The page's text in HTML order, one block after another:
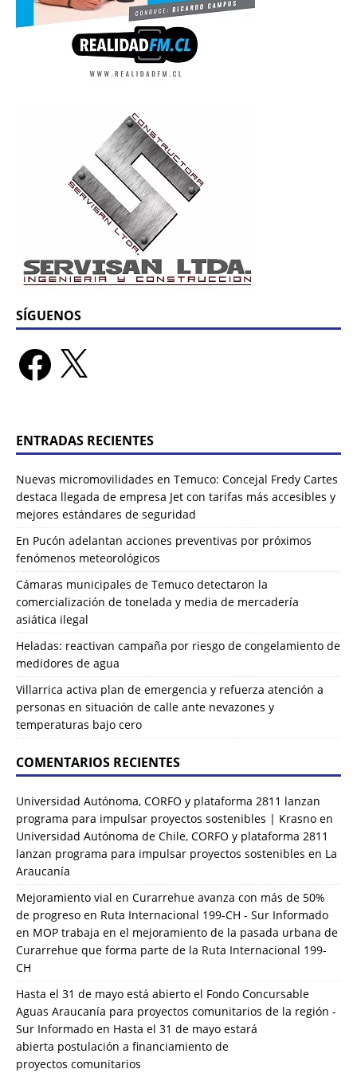
SÍGUENOS
ENTRADAS RECIENTES
Nuevas micromovilidades en Temuco: Concejal Fredy Cartes
destaca llegada de empresa Jet con tarifas más accesibles y
mejores estándares de seguridad
En Pucón adelantan acciones preventivas por próximos
fenómenos meteorológicos
Cámaras municipales de Temuco detectaron la
comercialización de tonelada y media de mercadería
asiática ilegal
Heladas: reactivan campaña por riesgo de congelamiento de
medidores de agua
Villarrica activa plan de emergencia y refuerza atención a
personas en situación de calle ante nevazones y
temperaturas bajo cero
COMENTARIOS RECIENTES
Universidad Autónoma, CORFO y plataforma 2811 lanzan
programa para impulsar proyectos sostenibles | Krasno en
Universidad Autónoma de Chile, CORFO y plataforma 2811
lanzan programa para impulsar proyectos sostenibles en La
Araucanía
Mejoramiento vial en Curarrehue avanza con más de 50%
de progreso en Ruta Internacional 199-CH - Sur Informado
en MOP trabaja en el mejoramiento de la pasada urbana de
Curarrehue que forma parte de la Ruta Internacional 199-
CH
Hasta el 31 de mayo está abierto el Fondo Concursable
Aguas Araucanía para proyectos comunitarios de la región -
Sur Informado en Hasta el 31 de mayo estará
abierta postulación a financiamiento de
proyectos comunitarios